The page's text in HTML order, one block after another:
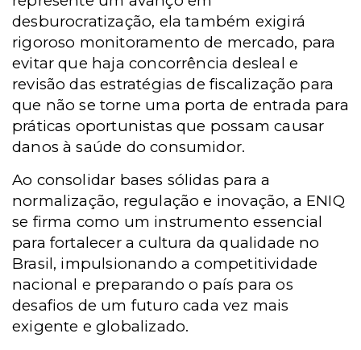
desburocratização, ela também exigirá
rigoroso monitoramento de mercado, para
evitar que haja concorrência desleal e
revisão das estratégias de fiscalização para
que não se torne uma porta de entrada para
práticas oportunistas que possam causar
danos à saúde do consumidor.
Ao consolidar bases sólidas para a
normalização, regulação e inovação, a ENIQ
se firma como um instrumento essencial
para fortalecer a cultura da qualidade no
Brasil, impulsionando a competitividade
nacional e preparando o país para os
desafios de um futuro cada vez mais
exigente e globalizado.